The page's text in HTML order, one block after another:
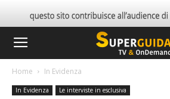
Home In Evidenza
In Evidenza Le interviste in esclusiva